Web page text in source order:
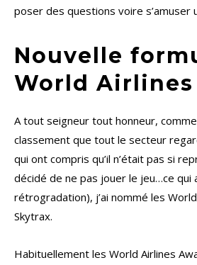
poser des questions voire s’amuser
Nouvelle
World Airlines
A tout seigneur tout honneur,
classement que tout le secteur
qui ont compris qu’il n’était pas si
décidé de ne pas jouer le jeu…ce qui
rétrogradation), j’ai nommé les
Skytrax.
Habituellement les World Airlines